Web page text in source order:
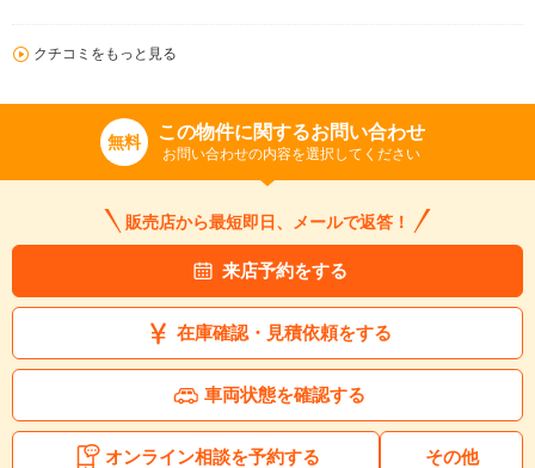
クチコミをもっと見る
無料 この物件に関するお問い合わせ
お問い合わせの内容を選択してください
販売店から最短即日、メールで返答！
来店予約をする
在庫確認・見積依頼をする
車両状態を確認する
オンライン相談を予約する その他